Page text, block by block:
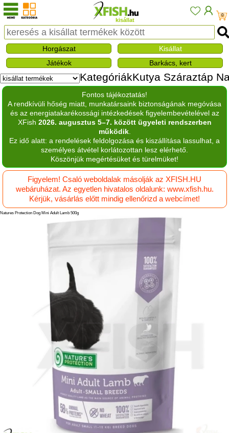
kisállat
0
Horgászat
Kisállat
Játékok
Barkács, kert
KategóriákKutya Száraztáp
Fontos tájékoztatás!
A rendkívüli hőség miatt, munkatársaink biztonságának megóvása
és az energiatakarékossági intézkedések figyelembevételével az
XFish 2026. augusztus 5–7. között ügyeleti rendszerben
működik.
Ez idő alatt: a rendelések feldolgozása és kiszállítása lassulhat, a
személyes átvétel korlátozottan lesz elérhető.
Köszönjük megértésüket és türelmüket!
Figyelem! Csaló weboldalak másolják az XFISH.HU
webáruházat. Az egyetlen hivatalos oldalunk: www.xfish.hu.
Kérjük, vásárlás előtt mindig ellenőrizd a webcímet!
Natures Protection Dog Mini Adult Lamb 500g